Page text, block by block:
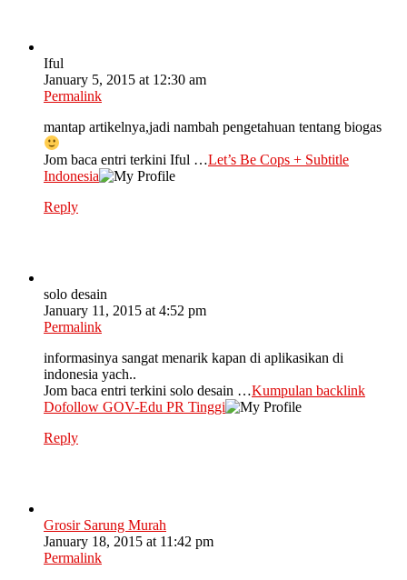
Iful
January 5, 2015 at 12:30 am
Permalink
mantap artikelnya,jadi nambah pengetahuan tentang biogas
Jom baca entri terkini Iful …Let’s Be Cops + Subtitle
Indonesia
Reply
solo desain
January 11, 2015 at 4:52 pm
Permalink
informasinya sangat menarik kapan di aplikasikan di
indonesia yach..
Jom baca entri terkini solo desain …Kumpulan backlink
Dofollow GOV-Edu PR Tinggi
Reply
Grosir Sarung Murah
January 18, 2015 at 11:42 pm
Permalink